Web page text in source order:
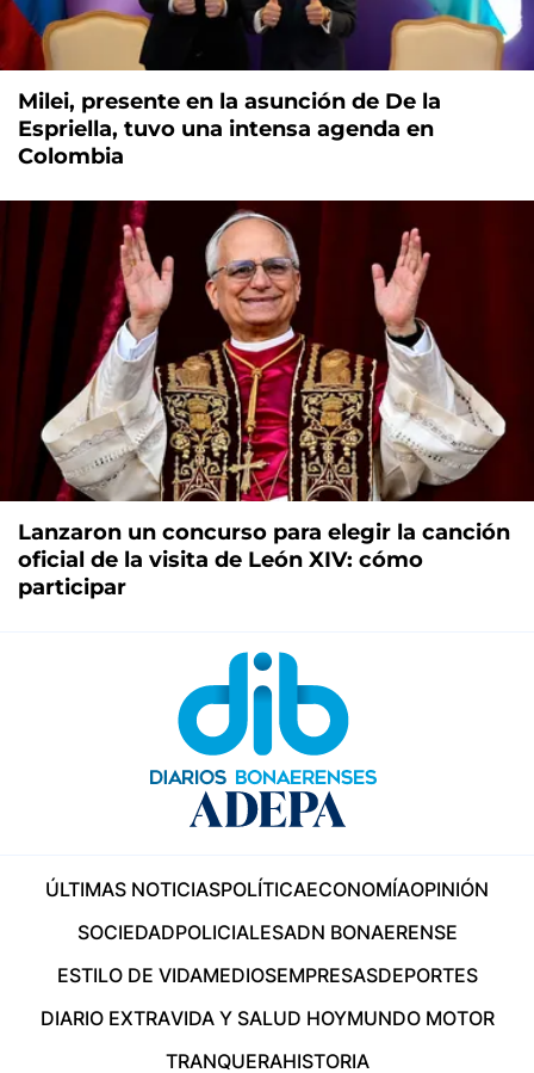
Milei, presente en la asunción de De la
Espriella, tuvo una intensa agenda en
Colombia
Lanzaron un concurso para elegir la canción
oficial de la visita de León XIV: cómo
participar
ÚLTIMAS NOTICIASPOLÍTICAECONOMÍAOPINIÓN
SOCIEDADPOLICIALESADN BONAERENSE
ESTILO DE VIDAMEDIOSEMPRESASDEPORTES
DIARIO EXTRAVIDA Y SALUD HOYMUNDO MOTOR
TRANQUERAHISTORIA